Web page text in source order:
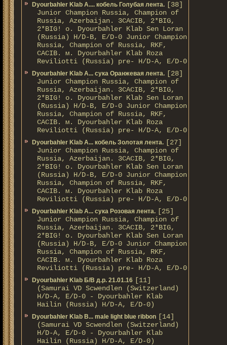
Dyourbahler Klab A.... кобель Голубая лента. [38]
Junior Champion Russia, Champion of
Russia, Azerbaijan. 3CACIB, 2*BIG,
2*BIG! о. Dyourbahler Klab Sen Loran
(Russia) H/D-B, E/D-0 Junior Champion
Russia, Champion of Russia, RKF,
CACIB. м. Dyourbahler Klab Roza
Reviliotti (Russia) pre- H/D-A, E/D-0
Dyourbahler Klab A... сука Оранжевая лента. [28]
Junior Champion Russia, Champion of
Russia, Azerbaijan. 3CACIB, 2*BIG,
2*BIG! о. Dyourbahler Klab Sen Loran
(Russia) H/D-B, E/D-0 Junior Champion
Russia, Champion of Russia, RKF,
CACIB. м. Dyourbahler Klab Roza
Reviliotti (Russia) pre- H/D-A, E/D-0
Dyourbahler Klab A... кобель Золотая лента. [27]
Junior Champion Russia, Champion of
Russia, Azerbaijan. 3CACIB, 2*BIG,
2*BIG! о. Dyourbahler Klab Sen Loran
(Russia) H/D-B, E/D-0 Junior Champion
Russia, Champion of Russia, RKF,
CACIB. м. Dyourbahler Klab Roza
Reviliotti (Russia) pre- H/D-A, E/D-0
Dyourbahler Klab A... сука Розовая лента. [25]
Junior Champion Russia, Champion of
Russia, Azerbaijan. 3CACIB, 2*BIG,
2*BIG! о. Dyourbahler Klab Sen Loran
(Russia) H/D-B, E/D-0 Junior Champion
Russia, Champion of Russia, RKF,
CACIB. м. Dyourbahler Klab Roza
Reviliotti (Russia) pre- H/D-A, E/D-0
Dyourbahler Klab Б/B д.р. 21.01.16 [11]
(Samurai VD Scwendlen (Switzerland)
H/D-A, E/D-0 - Dyourbahler Klab
Hailin (Russia) H/D-A, E/D-0)
Dyourbahler Klab B... male light blue ribbon [14]
(Samurai VD Scwendlen (Switzerland)
H/D-A, E/D-0 - Dyourbahler Klab
Hailin (Russia) H/D-A, E/D-0)